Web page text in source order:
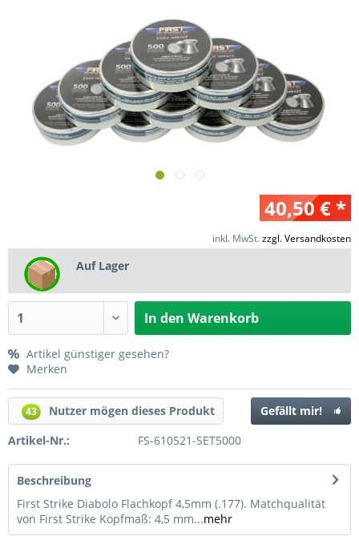
40,50 € *
inkl. MwSt.zzgl. Versandkosten
Auf Lager
In den Warenkorb
Artikel günstiger gesehen?
Merken
43 Nutzer mögen dieses Produkt
Gefällt mir!
Artikel-Nr.:
FS-610521-SET5000
Beschreibung
First Strike Diabolo Flachkopf 4,5mm (.177). Matchqualität
von First Strike Kopfmaß: 4,5 mm...mehr